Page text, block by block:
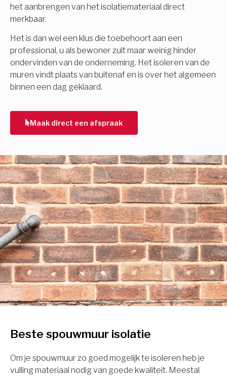
het aanbrengen van het isolatiemateriaal direct
merkbaar.
Het is dan wel een klus die toebehoort aan een
professional, u als bewoner zult maar weinig hinder
ondervinden van de onderneming. Het isoleren van de
muren vindt plaats van buitenaf en is over het algemeen
binnen een dag geklaard.
Maak direct een afspraak
Beste spouwmuur isolatie
Om je spouwmuur zo goed mogelijk te isoleren heb je
vulling materiaal nodig van goede kwaliteit. Meestal